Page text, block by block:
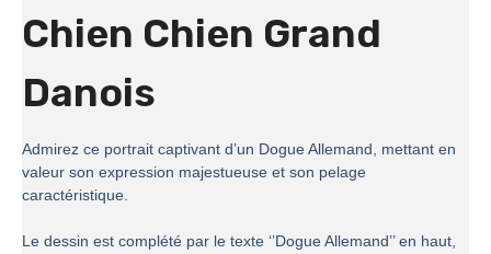
Chien Chien Grand
Danois
Admirez ce portrait captivant d’un Dogue Allemand, mettant en
valeur son expression majestueuse et son pelage
caractéristique.
Le dessin est complété par le texte ‘’Dogue Allemand’’ en haut,